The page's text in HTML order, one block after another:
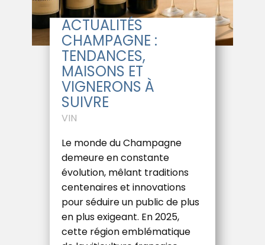
ACTUALITÉS
CHAMPAGNE :
TENDANCES,
MAISONS ET
VIGNERONS À
SUIVRE
VIN
Le monde du Champagne
demeure en constante
évolution, mêlant traditions
centenaires et innovations
pour séduire un public de plus
en plus exigeant. En 2025,
cette région emblématique